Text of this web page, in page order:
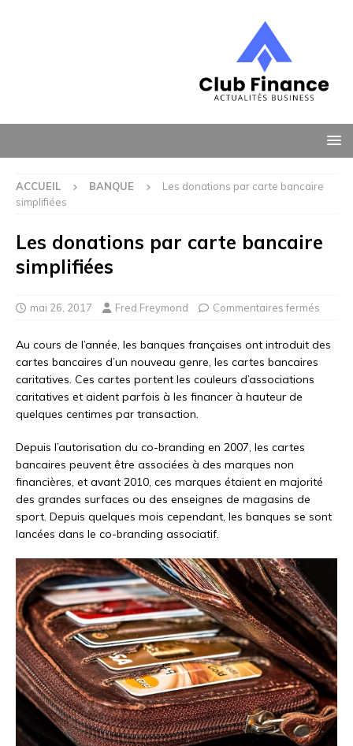
ACCUEIL BANQUE
Les donations par carte bancaire
simplifiées
Les donations par carte bancaire
simplifiées
mai 26, 2017 Fred Freymond Commentaires fermés
Au cours de l’année, les banques françaises ont introduit des
cartes bancaires d’un nouveau genre, les cartes bancaires
caritatives. Ces cartes portent les couleurs d’associations
caritatives et aident parfois à les financer à hauteur de
quelques centimes par transaction.
Depuis l’autorisation du co-branding en 2007, les cartes
bancaires peuvent être associées à des marques non
financières, et avant 2010, ces marques étaient en majorité
des grandes surfaces ou des enseignes de magasins de
sport. Depuis quelques mois cependant, les banques se sont
lancées dans le co-branding associatif.